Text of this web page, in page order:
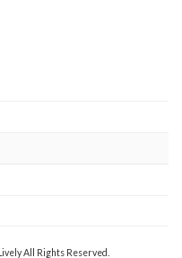
All Rights Reserved.